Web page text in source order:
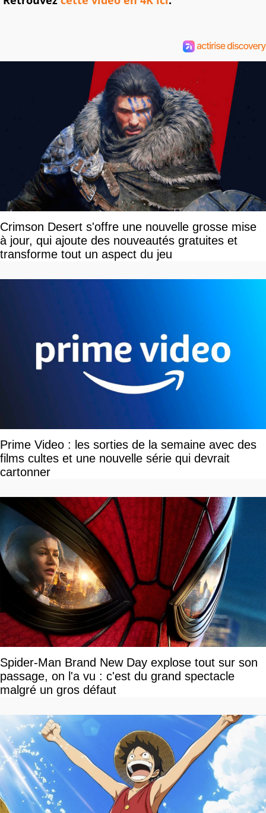
Crimson Desert s'offre une nouvelle grosse mise
à jour, qui ajoute des nouveautés gratuites et
transforme tout un aspect du jeu
Prime Video : les sorties de la semaine avec des
films cultes et une nouvelle série qui devrait
cartonner
Spider-Man Brand New Day explose tout sur son
passage, on l'a vu : c'est du grand spectacle
malgré un gros défaut